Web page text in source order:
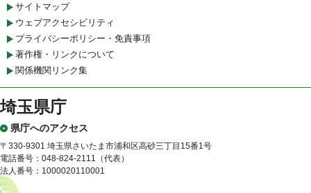
サイトマップ
ウェブアクセシビリティ
プライバシーポリシー・免責事項
著作権・リンクについて
関係機関リンク集
埼玉県庁
県庁へのアクセス
〒330-9301 埼玉県さいたま市浦和区高砂三丁目15番1号
電話番号：048-824-2111（代表）
法人番号：1000020110001